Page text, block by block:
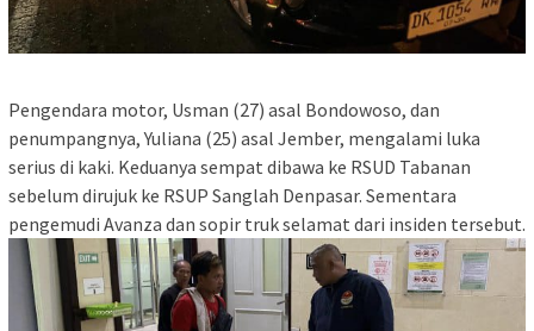
Pengendara motor, Usman (27) asal Bondowoso, dan
penumpangnya, Yuliana (25) asal Jember, mengalami luka
serius di kaki. Keduanya sempat dibawa ke RSUD Tabanan
sebelum dirujuk ke RSUP Sanglah Denpasar. Sementara
pengemudi Avanza dan sopir truk selamat dari insiden tersebut.